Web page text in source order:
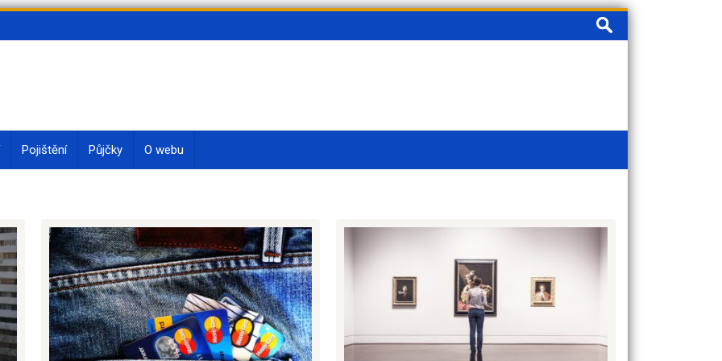
Vyhledávání
Pojištění Půjčky O webu